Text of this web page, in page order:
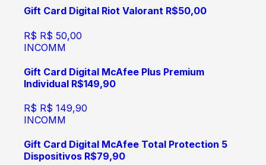
Gift Card Digital Riot Valorant R$50,00
R$ R$ 50,00
INCOMM
Gift Card Digital McAfee Plus Premium
Individual R$149,90
R$ R$ 149,90
INCOMM
Gift Card Digital McAfee Total Protection 5
Dispositivos R$79,90